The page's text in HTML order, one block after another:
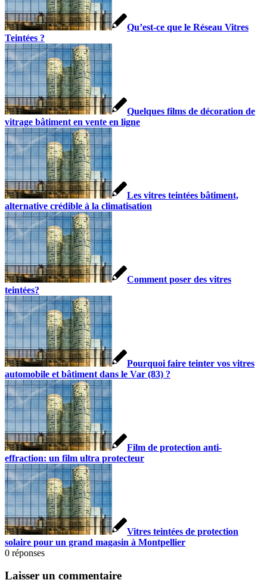
Qu’est-ce que le Réseau Vitres
Teintées ?
Quelques films de décoration de
vitrage bâtiment en vente en ligne
Les vitres teintées bâtiment,
alternative crédible à la climatisation
Comment poser des vitres
teintées?
Pourquoi faire teinter vos vitres
automobile et bâtiment dans le Var (83) ?
Film de protection anti-
effraction: un film ultra protecteur
Vitres teintées de protection
solaire pour un grand magasin à Montpellier
0 réponses
Laisser un commentaire